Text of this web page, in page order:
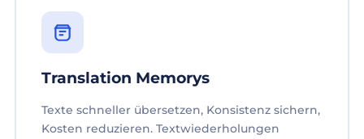
Translation Memorys
Texte schneller übersetzen, Konsistenz sichern,
Kosten reduzieren. Textwiederholungen